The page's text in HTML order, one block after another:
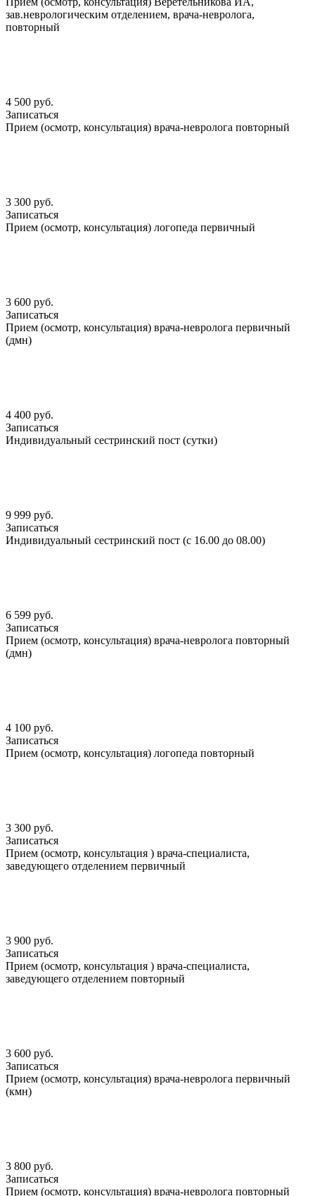
зав.неврологическим отделением, врача-невролога,
повторный
4 500 руб.
Записаться
Прием (осмотр, консультация) врача-невролога повторный
3 300 руб.
Записаться
Прием (осмотр, консультация) логопеда первичный
3 600 руб.
Записаться
Прием (осмотр, консультация) врача-невролога первичный
(дмн)
4 400 руб.
Записаться
Индивидуальный сестринский пост (сутки)
9 999 руб.
Записаться
Индивидуальный сестринский пост (с 16.00 до 08.00)
6 599 руб.
Записаться
Прием (осмотр, консультация) врача-невролога повторный
(дмн)
4 100 руб.
Записаться
Прием (осмотр, консультация) логопеда повторный
3 300 руб.
Записаться
Прием (осмотр, консультация ) врача-специалиста,
заведующего отделением первичный
3 900 руб.
Записаться
Прием (осмотр, консультация ) врача-специалиста,
заведующего отделением повторный
3 600 руб.
Записаться
Прием (осмотр, консультация) врача-невролога первичный
(кмн)
3 800 руб.
Записаться
Прием (осмотр, консультация) врача-невролога повторный